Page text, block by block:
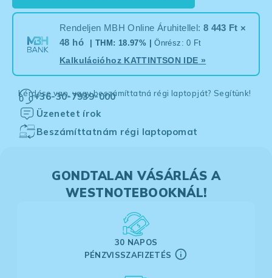
Rendeljen MBH Online Áruhitellel: 8 443 Ft ×
48 hó
| THM: 18.97% |Önrész: 0 Ft
Kalkulációhoz KATTINTSON IDE »
Kérdése van, vagy beszámíttatná régi laptopját? Segítünk!
+36-30-7939-000
Üzenetet írok
Beszámíttatnám régi laptopomat
GONDTALAN VÁSÁRLÁS A
WESTNOTEBOOKNÁL!
30 NAPOS
PÉNZVISSZAFIZETÉS